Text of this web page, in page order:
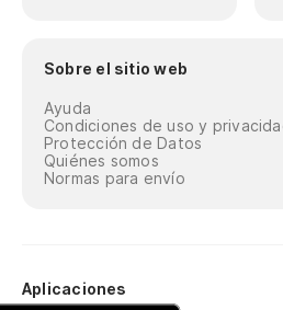
Sobre el sitio web
Ayuda
Condiciones de uso y
Protección de Datos
Quiénes somos
Normas para envío
Aplicaciones